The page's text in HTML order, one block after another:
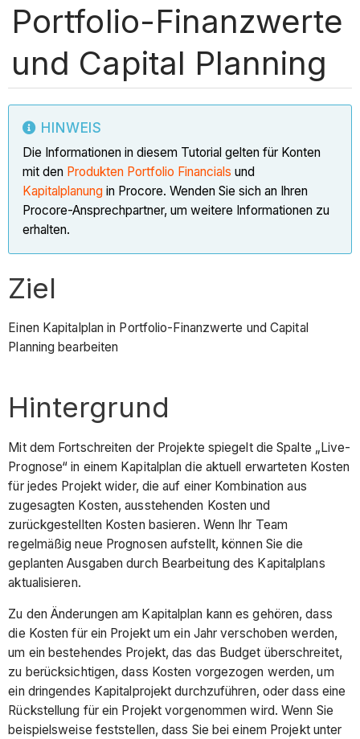
Portfolio-Finanzwerte
und Capital Planning
HINWEIS
Die Informationen in diesem Tutorial gelten für Konten
mit den Produkten Portfolio Financialsund
Kapitalplanung in Procore. Wenden Sie sich an Ihren
Procore-Ansprechpartner, um weitere Informationen zu
erhalten.
Ziel
Einen Kapitalplan in Portfolio-Finanzwerte und Capital
Planning bearbeiten
Hintergrund
Mit dem Fortschreiten der Projekte spiegelt die Spalte „Live-
Prognose“ in einem Kapitalplan die aktuell erwarteten Kosten
für jedes Projekt wider, die auf einer Kombination aus
zugesagten Kosten, ausstehenden Kosten und
zurückgestellten Kosten basieren. Wenn Ihr Team
regelmäßig neue Prognosen aufstellt, können Sie die
geplanten Ausgaben durch Bearbeitung des Kapitalplans
aktualisieren.
Zu den Änderungen am Kapitalplan kann es gehören, dass
die Kosten für ein Projekt um ein Jahr verschoben werden,
um ein bestehendes Projekt, das das Budget überschreitet,
zu berücksichtigen, dass Kosten vorgezogen werden, um
ein dringendes Kapitalprojekt durchzuführen, oder dass eine
Rückstellung für ein Projekt vorgenommen wird. Wenn Sie
beispielsweise feststellen, dass Sie bei einem Projekt unter